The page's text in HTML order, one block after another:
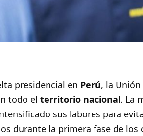
presidencial en Perú, la Unión
todo elterritorio nacional. La
sus labores para
durante la primera fase de los